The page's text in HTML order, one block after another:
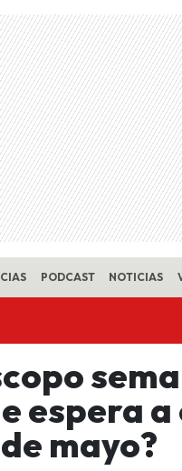
PODCAST NOTICIAS
espera
mayo?